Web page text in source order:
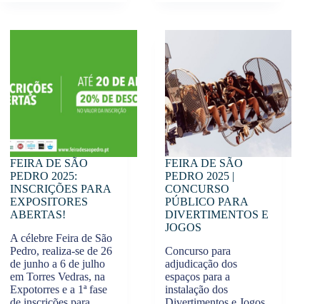
PARA
EXPOSITORES
CONCURSO
PÚBLICO
PARA
PONTOS
DE
VENDA
COMIDA
E
BEBIDA
FEIRA DE SÃO
PEDRO 2025:
INSCRIÇÕES PARA
EXPOSITORES
ABERTAS!
A célebre Feira de São
Pedro, realiza-se de 26
de junho a 6 de julho
em Torres Vedras, na
Expotorres e a 1ª fase
FEIRA DE SÃO
PEDRO 2025 |
CONCURSO
PÚBLICO PARA
DIVERTIMENTOS E
JOGOS
Concurso para
adjudicação dos
espaços para a
instalação dos